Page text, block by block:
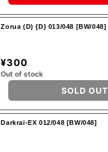
Zorua (D) {D} 013/048 [BW/048]
¥300
Out of stock
SOLD OUT
Darkrai-EX 012/048 [BW/048]